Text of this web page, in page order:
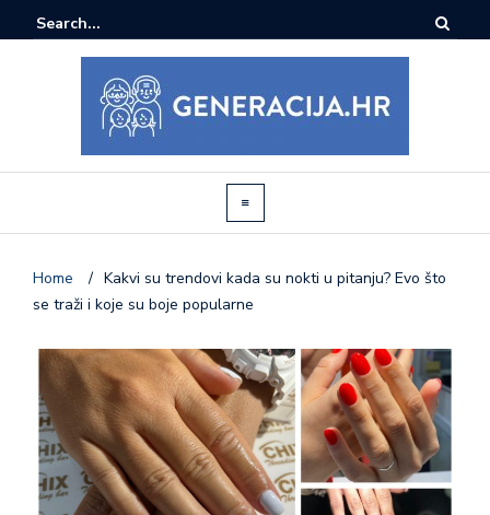
Home / Kakvi su trendovi kada su nokti u pitanju? Evo što
se traži i koje su boje popularne